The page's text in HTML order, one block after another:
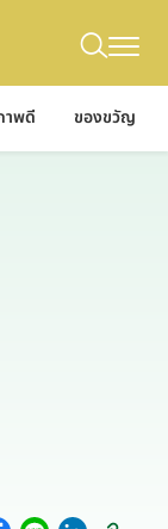
าพดี ของขวัญ